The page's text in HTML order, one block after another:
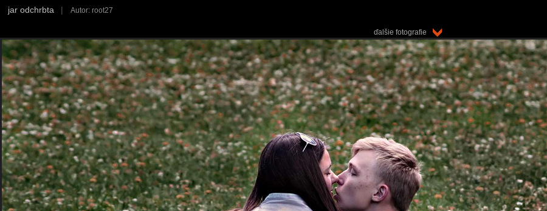
jar odchrbta | Autor: root27
ďalšie fotografie